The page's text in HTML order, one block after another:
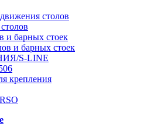
столов
и барных стоек
и барных стоек
S-LINE
крепления